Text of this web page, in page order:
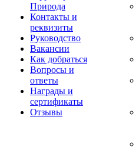
Природа
Контакты и
реквизиты
Руководство
Вакансии
Как добраться
Вопросы и
ответы
Награды и
сертификаты
Отзывы